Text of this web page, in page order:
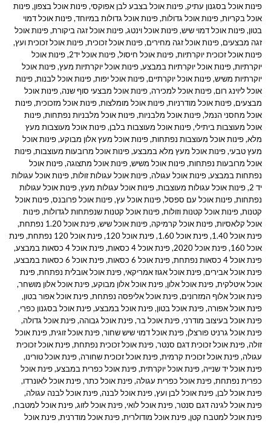
פינות אוכל בסגנון עתיק,פינות אוכל בצבע לבן אפוקסי,פינות אוכל בצפון,פינות
אוכל בקריות,פינות אוכל גדולות,פינות אוכל גדולות במיוחד,פינות אוכל דמוי
בטון,פינות אוכל דמוי שיש,פינות אוכל וינטג,פינות אוכל זגה ביקורת,פינות אוכל
זגה מבצעים,פינות אוכל זגה מחירים,פינות אוכל זכוכית,פינות אוכל זכוכית ועץ,
פינות אוכל זכוכית יוקרתיות,פינות אוכל חיסול,פינות אוכל יד2 ,פינות אוכל
יוקרתיות,פינות אוכל יוקרתיות במבצע,פינות אוכל יוקרתיות מעץ,פינות אוכל
יוקרתיות משיש,פינות אוכל יוקרתיים,פינות אוכל יפות,פינות אוכל לבנות,פינות
אוכל ליוינג רום,פינות אוכל למכירה,פינות אוכל מבצעי סוף שנה,פינות אוכל
מבצעים,פינות אוכל מודרניות,פינות אוכל מומלצות,פינות אוכל מזכוכית,פינות
אוכל מחסני הנמל,פינות אוכל מלבניות,פינות אוכל מלבניות נפתחות,פינות
אוכל מעוצבות ביתילי,פינות אוכל מעוצבות בלבן,פינות אוכל מעוצבות מעץ
מלא,פינות אוכל מעוצבות נפתחות,פינות אוכל מעץ אלון מבוקע,פינות אוכל
מעץ טבעי,פינות אוכל מעץ מלא במבצע,פינות אוכל מרובעות מעוצבות,פינות
אוכל מרובעות נפתחות,פינות אוכל משיש,פינות אוכל מתצוגה,פינות אוכל
נפתחות במבצע,פינות אוכל עגולה,פינות אוכל עגולות זולות,פינות אוכל עגולות
יד 2
,פינות אוכל עגולות מעוצבות,פינות אוכל עגולות מעץ,פינות אוכל עגולות
נפתחות,פינות אוכל עם ספסל,פינות אוכל עץ,פינות אוכל פרובנס,פינות אוכל
קטנות,פינות אוכל קטנות וזולות,פינות אוכל קטנות שנפתחות לגדולות,פינות
אוכל קלאסיות,פינות אוכל קרמיקה,פינות אוכל שיש,פינת אוכל 1.20 נפתחת
,
פינת אוכל 1.40
,פינת אוכל 1.60 ,פינת אוכל 120 ,פינת אוכל 120 נפתחת ,פינת
אוכל 160
,פינת אוכל 2020 ,פינת אוכל 4 כסאות ,פינת אוכל 4 כסאות במבצע
,
פינת אוכל 4 כסאות נפתחת
,פינת אוכל 6 כסאות ,פינת אוכל 6 כסאות במבצע
,
פינת אוכל אבירים,פינת אוכל אגוז אמריקאי,פינת אוכל אובלית נפתחת,פינת
אוכל איטלקית,פינת אוכל אלון,פינת אוכל אלון מבוקע,פינת אוכל אלון מושחר,
פינת אוכל אלוף המזרונים,פינת אוכל אליפסה נפתחת,פינת אוכל אפור בטון,
פינת אוכל אפורה,פינת אוכל בטון,פינת אוכל במבצע,פינת אוכל בסגנון כפרי,
פינת אוכל בעיצוב מודרני,פינת אוכל בר,פינת אוכל גבוהה,פינת אוכל גדולה,
פינת אוכל גרניט פורצלן,פינת אוכל דמוי שיש שחור,פינת אוכל זוגית,פינת אוכל
זולה,פינת אוכל זכוכית דגם סנטר,פינת אוכל זכוכית נפתחת,פינת אוכל זכוכית
עגולה,פינת אוכל זכוכית קרמית,פינת אוכל זכוכית שחורה,פינת אוכל טורינו,
פינת אוכל יד שנייה,פינת אוכל יוקרתית,פינת אוכל כפרית במבצע,פינת אוכל
כפרית נפתחת,פינת אוכל כפרית עגולה,פינת אוכל כתר,פינת אוכל לאונרדו,
פינת אוכל לבן,פינת אוכל לבן ועץ,פינת אוכל לבנה,פינת אוכל לבנה עגולה,
פינת אוכל לגינה דגם סנטר,פינת אוכל לואי,פינת אוכל לזוג,פינת אוכל למטבח,
פינת אוכל למטבח קטן,פינת אוכל מודולרית,פינת אוכל מודרנית,פינת אוכל